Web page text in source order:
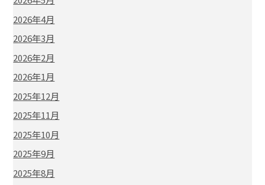
2026年4月
2026年3月
2026年2月
2026年1月
2025年12月
2025年11月
2025年10月
2025年9月
2025年8月